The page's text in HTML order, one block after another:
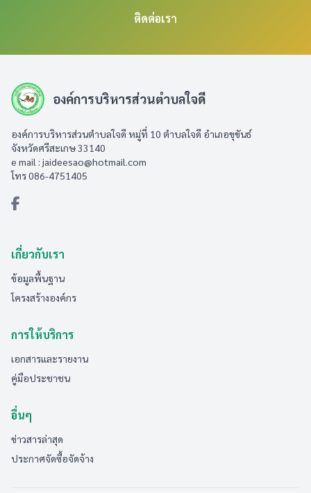
ติดต่อเรา
องค์การบริหารส่วนตำบลใจดี
องค์การบริหารส่วนตำบลใจดี หมู่ที่ 10 ตำบลใจดี อำเภอขุขันธ์
จังหวัดศรีสะเกษ 33140
e mail : jaideesao@hotmail.com
โทร 086-4751405
เกี่ยวกับเรา
ข้อมูลพื้นฐาน
โครงสร้างองค์กร
การให้บริการ
เอกสารและรายงาน
คู่มือประชาชน
อื่นๆ
ข่าวสารล่าสุด
ประกาศจัดซื้อจัดจ้าง